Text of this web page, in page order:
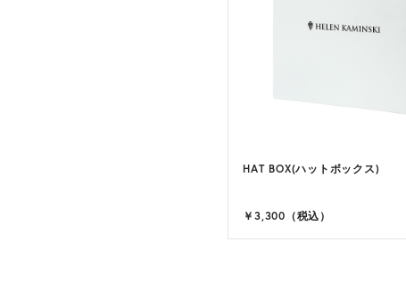
HAT BOX(ハットボックス)
￥3,300（税込）